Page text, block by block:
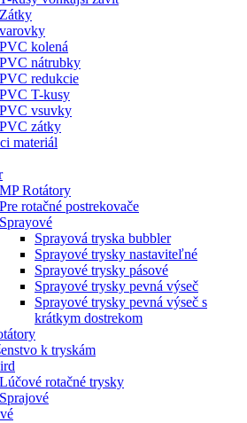
Zátky
PVC kolená
PVC nátrubky
PVC redukcie
PVC T-kusy
PVC vsuvky
PVC zátky
materiál
MP Rotátory
Pre rotačné postrekovače
Sprayové
Sprayová tryska bubbler
Sprayové trysky nastaviteľné
Sprayové trysky pásové
Sprayové trysky pevná výseč
Sprayové trysky pevná výseč s
krátkym dostrekom
k tryskám
Lúčové rotačné trysky
Sprajové